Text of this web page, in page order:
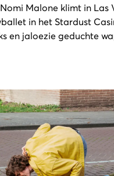
Malone klimt in Las
in het Stardust
en jaloezie geduchte